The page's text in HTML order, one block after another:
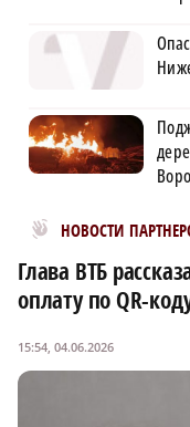
НОВОСТИ
Новости МирТесен
Глава ВТБ
оплату по QR-
15:54, 04.06.2026